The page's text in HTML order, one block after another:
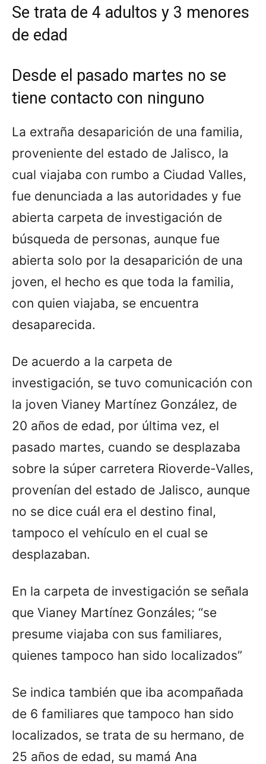
Se trata de 4 adultos y 3 menores
de edad
Desde el pasado martes no se
tiene contacto con ninguno
La extraña desaparición de una familia,
proveniente del estado de Jalisco, la
cual viajaba con rumbo a Ciudad Valles,
fue denunciada a las autoridades y fue
abierta carpeta de investigación de
búsqueda de personas, aunque fue
abierta solo por la desaparición de una
joven, el hecho es que toda la familia,
con quien viajaba, se encuentra
desaparecida.
De acuerdo a la carpeta de
investigación, se tuvo comunicación con
la joven Vianey Martínez González, de
20 años de edad, por última vez, el
pasado martes, cuando se desplazaba
sobre la súper carretera Rioverde-Valles,
provenían del estado de Jalisco, aunque
no se dice cuál era el destino final,
tampoco el vehículo en el cual se
desplazaban.
En la carpeta de investigación se señala
que Vianey Martínez Gonzáles; “se
presume viajaba con sus familiares,
quienes tampoco han sido localizados”
Se indica también que iba acompañada
de 6 familiares que tampoco han sido
localizados, se trata de su hermano, de
25 años de edad, su mamá Ana